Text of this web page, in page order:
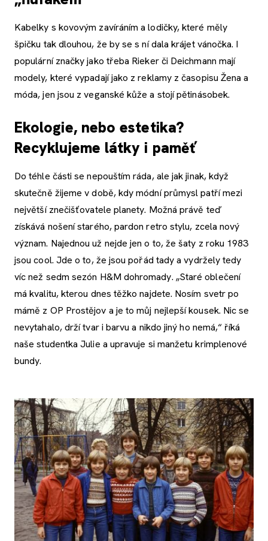
Kabelky s kovovým zavíráním a lodičky, které měly
špičku tak dlouhou, že by se s ní dala krájet vánočka. I
populární značky jako třeba Rieker či Deichmann mají
modely, které vypadají jako z reklamy z časopisu Žena a
móda, jen jsou z veganské kůže a stojí pětinásobek.
Ekologie, nebo estetika?
Recyklujeme látky i paměť
Do téhle části se nepouštím ráda, ale jak jinak, když
skutečně žijeme v době, kdy módní průmysl patří mezi
největší znečišťovatele planety. Možná právě teď
získává nošení starého, pardon retro stylu, zcela nový
význam. Najednou už nejde jen o to, že šaty z roku 1983
jsou cool. Jde o to, že jsou pořád tady a vydržely tedy
víc než sedm sezón H&M dohromady. „Staré oblečení
má kvalitu, kterou dnes těžko najdete. Nosím svetr po
mámě z OP Prostějov a je to můj nejlepší kousek. Nic se
nevytahalo, drží tvar i barvu a nikdo jiný ho nemá,“ říká
naše studentka Julie a upravuje si manžetu krimplenové
bundy.